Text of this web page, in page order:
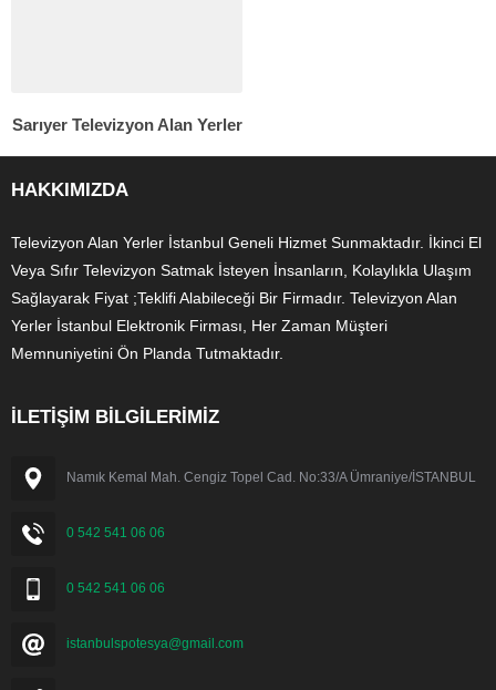
Sarıyer Televizyon Alan Yerler
HAKKIMIZDA
Televizyon Alan Yerler İstanbul Geneli Hizmet Sunmaktadır. İkinci El
Veya Sıfır Televizyon Satmak İsteyen İnsanların, Kolaylıkla Ulaşım
Sağlayarak Fiyat ;Teklifi Alabileceği Bir Firmadır. Televizyon Alan
Yerler İstanbul Elektronik Firması, Her Zaman Müşteri
Memnuniyetini Ön Planda Tutmaktadır.
İLETİŞİM BİLGİLERİMİZ
Namık Kemal Mah. Cengiz Topel Cad. No:33/A Ümraniye/İSTANBUL
0 542 541 06 06
0 542 541 06 06
istanbulspotesya@gmail.com